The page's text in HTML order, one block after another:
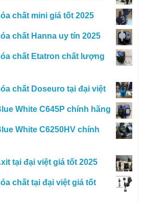
chất mini giá tốt 2025
chất Hanna uy tín 2025
chất Etatron chất lượng
chất Doseuro tại đại việt
White C645P chính hãng
White C6250HV chính
tại đại việt giá tốt 2025
chất tại đại việt giá tốt